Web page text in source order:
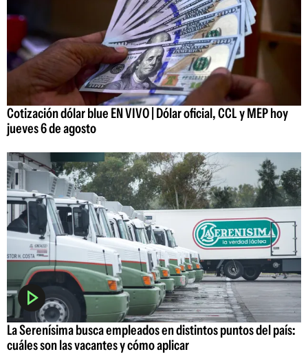
Cotización dólar blue EN VIVO | Dólar oficial, CCL y MEP hoy
jueves 6 de agosto
La Serenísima busca empleados en distintos puntos del país:
cuáles son las vacantes y cómo aplicar